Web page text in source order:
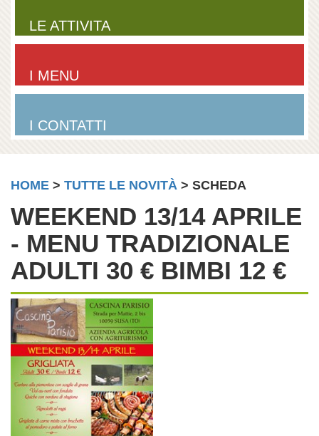
LE ATTIVITA
I MENU
I CONTATTI
HOME > TUTTE LE NOVITÀ > SCHEDA
WEEKEND 13/14 APRILE
- MENU TRADIZIONALE
ADULTI 30 € BIMBI 12 €